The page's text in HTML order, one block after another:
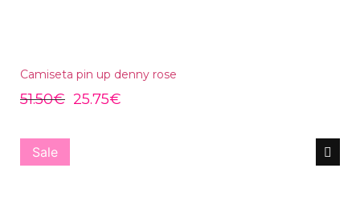
Camiseta pin up denny rose
51.50€ 25.75€
Sale